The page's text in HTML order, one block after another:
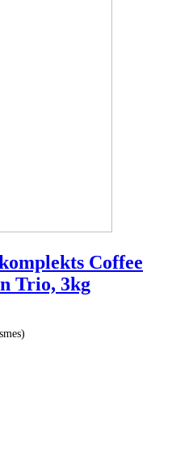
Coffee
Trio, 3kg